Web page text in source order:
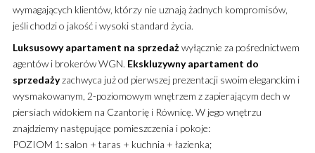
wymagających klientów, którzy nie uznają żadnych kompromisów,
jeśli chodzi o jakość i wysoki standard życia.
Luksusowy apartament na sprzedażwyłącznie za pośrednictwem
agentów i brokerów WGN. Ekskluzywny apartament do
sprzedażyzachwyca już od pierwszej prezentacji swoim eleganckim i
wysmakowanym, 2-poziomowym wnętrzem z zapierającym dech w
piersiach widokiem na Czantorię i Równicę. W jego wnętrzu
znajdziemy następujące pomieszczenia i pokoje:
POZIOM 1: salon + taras + kuchnia + łazienka;